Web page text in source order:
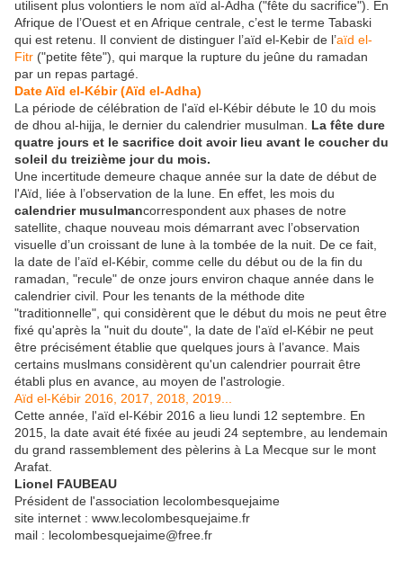
utilisent plus volontiers le nom aïd al-Adha ("fête du sacrifice"). En
Afrique de l’Ouest et en Afrique centrale, c’est le terme Tabaski
qui est retenu. Il convient de distinguer l’aïd el-Kebir de l’aïd el-
Fitr ("petite fête"), qui marque la rupture du jeûne du ramadan
par un repas partagé.
Date Aïd el-Kébir (Aïd el-Adha)
La période de célébration de l'aïd el-Kébir débute le 10 du mois
de dhou al-hijja, le dernier du calendrier musulman. La fête dure
quatre jours et le sacrifice doit avoir lieu avant le coucher du
soleil du treizième jour du mois.
Une incertitude demeure chaque année sur la date de début de
l'Aïd, liée à l’observation de la lune. En effet, les mois du
calendrier musulmancorrespondent aux phases de notre
satellite, chaque nouveau mois démarrant avec l’observation
visuelle d’un croissant de lune à la tombée de la nuit. De ce fait,
la date de l’aïd el-Kébir, comme celle du début ou de la fin du
ramadan, "recule" de onze jours environ chaque année dans le
calendrier civil. Pour les tenants de la méthode dite
"traditionnelle", qui considèrent que le début du mois ne peut être
fixé qu'après la "nuit du doute", la date de l'aïd el-Kébir ne peut
être précisément établie que quelques jours à l’avance. Mais
certains muslmans considèrent qu'un calendrier pourrait être
établi plus en avance, au moyen de l'astrologie.
Aïd el-Kébir 2016, 2017, 2018, 2019...
Cette année, l'aïd el-Kébir 2016 a lieu lundi 12 septembre. En
2015, la date avait été fixée au jeudi 24 septembre, au lendemain
du grand rassemblement des pèlerins à La Mecque sur le mont
Arafat.
Lionel FAUBEAU
Président de l'association lecolombesquejaime
site internet : www.lecolombesquejaime.fr
mail : lecolombesquejaime@free.fr